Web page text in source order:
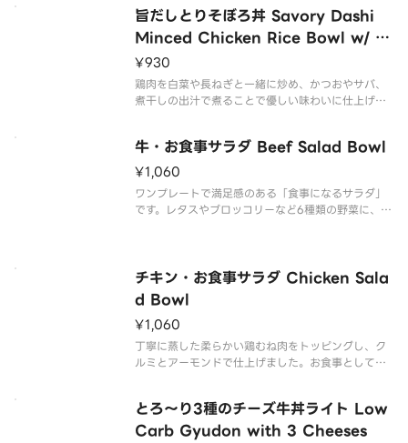
旨だしとりそぼろ丼 Savory Dashi
Minced Chicken Rice Bowl w/ R
aw Egg
¥930
鶏肉を白菜や長ねぎと一緒に炒め、かつおやサバ、
煮干しの出汁で煮ることで優しい味わいに仕上げま
牛・お食事サラダ Beef Salad Bowl
¥1,060
ワンプレートで満足感のある「食事になるサラダ」
です。レタスやブロッコリーなど6種類の野菜に、十
チキン・お食事サラダ Chicken Sala
d Bowl
¥1,060
丁寧に蒸した柔らかい鶏むね肉をトッピングし、ク
ルミとアーモンドで仕上げました。お食事としては
とろ～り3種のチーズ牛丼ライト Low
Carb Gyudon with 3 Cheeses